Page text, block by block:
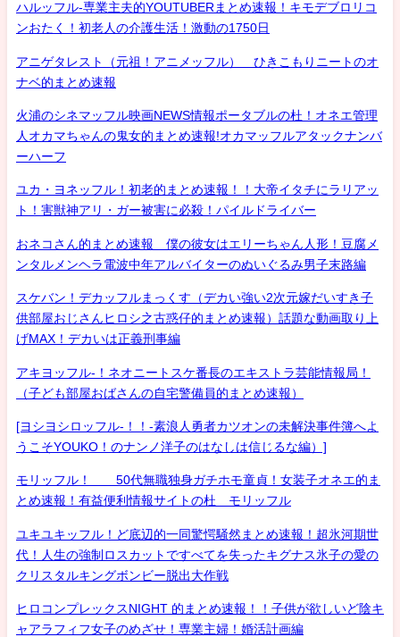
ハルッフル-専業主夫的YOUTUBERまとめ速報！キモデブロリコ
ンおたく！初老人の介護生活！激動の1750日
アニゲタレスト（元祖！アニメッフル） ひきこもりニートのオ
ナベ的まとめ速報
火浦のシネマッフル映画NEWS情報ポータブルの杜！オネエ管理
人オカマちゃんの鬼女的まとめ速報!オカマッフルアタックナンバ
ーハーフ
ユカ・ヨネッフル！初老的まとめ速報！！大帝イタチにラリアッ
ト！害獣神アリ・ガー被害に必殺！パイルドライバー
おネコさん的まとめ速報 僕の彼女はエリーちゃん人形！豆腐メ
ンタルメンヘラ電波中年アルバイターのぬいぐるみ男子末路編
スケバン！デカッフルまっくす（デカい強い2次元嫁だいすき子
供部屋おじさんヒロシ之古惑仔的まとめ速報）話題な動画取り上
げMAX！デカいは正義刑事編
アキヨッフル-！ネオニートスケ番長のエキストラ芸能情報局！
（子ども部屋おばさんの自宅警備員的まとめ速報）
[ヨシヨシロッフル-！！-素浪人勇者カツオンの未解決事件簿へよ
うこそYOUKO！のナンノ洋子のはなしは信じるな編）]
モリッフル！ 50代無職独身ガチホモ童貞！女装子オネエ的ま
とめ速報！有益便利情報サイトの杜 モリッフル
ユキユキッフル！ど底辺的一同驚愕騒然まとめ速報！超氷河期世
代！人生の強制ロスカットですべてを失ったキグナス氷子の愛の
クリスタルキングボンビー脱出大作戦
ヒロコンプレックスNIGHT 的まとめ速報！！子供が欲しいど陰キ
ャアラフィフ女子のめざせ！専業主婦！婚活計画編